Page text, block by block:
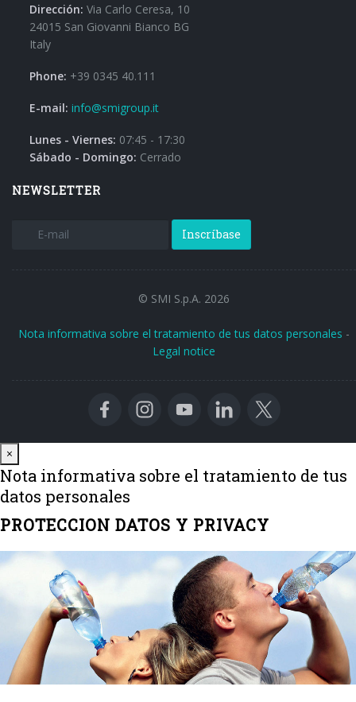
Dirección: Via Carlo Ceresa, 10
24015 San Giovanni Bianco BG
Italy
Phone: +39 0345 40.111
E-mail: info@smigroup.it
Lunes - Viernes: 07:45 - 17:30
Sábado - Domingo: Cerrado
NEWSLETTER
Inscríbase
© SMI S.p.A. 2026
Nota informativa sobre el tratamiento de tus datos personales -
Legal notice
×
Nota informativa sobre el tratamiento de tus
datos personales
PROTECCION DATOS Y PRIVACY